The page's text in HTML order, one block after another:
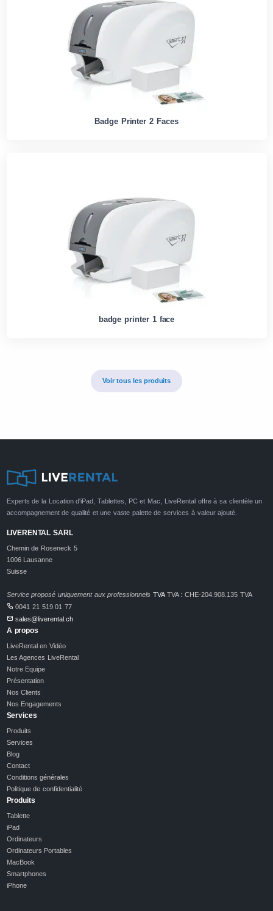
Badge Printer 2 Faces
badge printer 1 face
Voir tous les produits
Experts de la Location d'iPad, Tablettes, PC et Mac, LiveRental offre à sa clientèle un
accompagnement de qualité et une vaste palette de services à valeur ajouté.
LIVERENTAL SARL
Chemin de Roseneck 5
1006 Lausanne
Suisse
Service proposé uniquement aux professionnels TVATVA : CHE-204.908.135 TVA
0041 21 519 01 77
sales@liverental.ch
A propos
LiveRental en Vidéo
Les Agences LiveRental
Notre Equipe
Présentation
Nos Clients
Nos Engagements
Services
Produits
Services
Blog
Contact
Conditions générales
Politique de confidentialité
Produits
Tablette
iPad
Ordinateurs
Ordinateurs Portables
MacBook
Smartphones
iPhone